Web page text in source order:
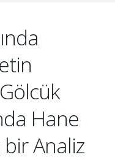
Hane
Analiz